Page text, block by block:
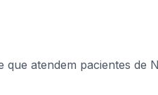
atendem pacientes de